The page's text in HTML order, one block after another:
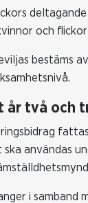
och
bestäms
år två och
användas
i